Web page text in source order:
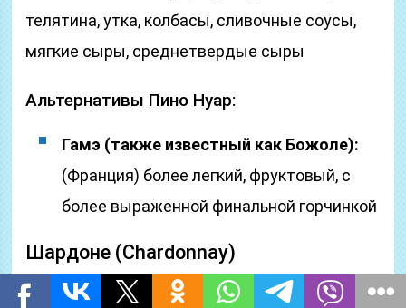
телятина, утка, колбасы, сливочные соусы,
мягкие сыры, среднетвердые сыры
Альтернативы Пино Нуар:
Гамэ (также известный как Божоле):
(Франция) более легкий, фруктовый, с
более выраженной финальной горчинкой
Шардоне (Chardonnay)
Вкус:карамбола, желтые яблоки, сливочное